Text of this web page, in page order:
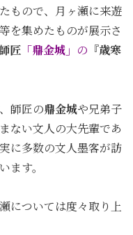
もので、月ヶ瀬に来遊
を集めたものが展示さ
匠 「鼎金城」 の 『歳寒
師匠の鼎金城や兄弟子
ない文人の大先輩であ
に多数の文人墨客が訪
ます。
については度々取り上